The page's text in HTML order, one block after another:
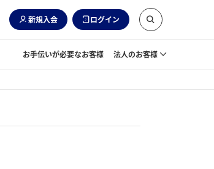
新規入会 ログイン
お手伝いが必要なお客様 法人のお客様